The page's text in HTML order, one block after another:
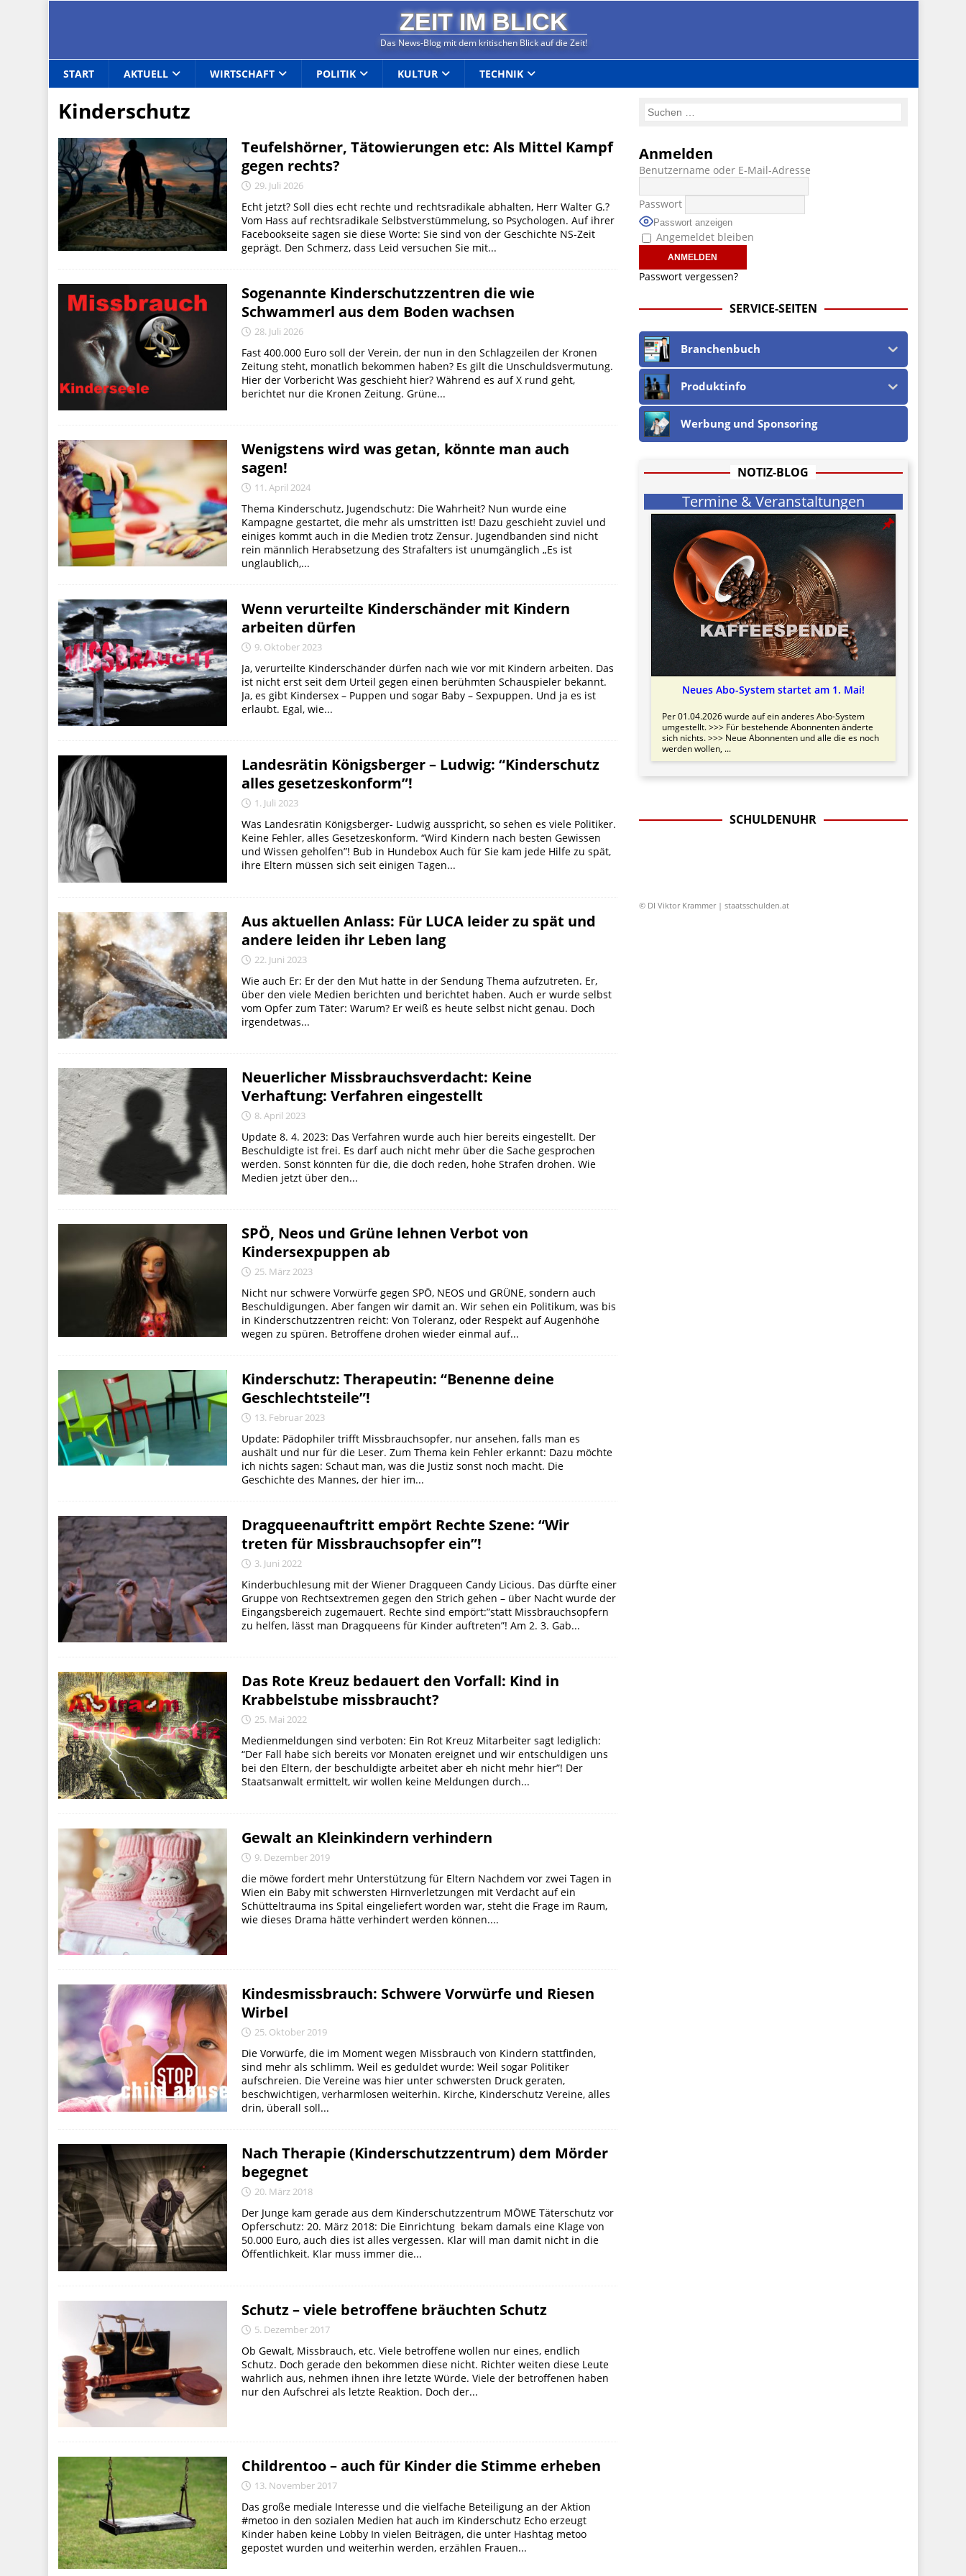
ZEIT IM BLICK
Das News-Blog mit dem kritischen Blick auf die Zeit!
START AKTUELL WIRTSCHAFT POLITIK KULTUR TECHNIK
Kinderschutz
Teufelshörner, Tätowierungen etc: Als Mittel Kampf
gegen rechts?
29. Juli 2026
Echt jetzt? Soll dies echt rechte und rechtsradikale abhalten, Herr Walter G.?
Vom Hass auf rechtsradikale Selbstverstümmelung, so Psychologen. Auf ihrer
Facebookseite sagen sie diese Worte: Sie sind von der Geschichte NS-Zeit
geprägt. Den Schmerz, dass Leid versuchen Sie mit...
Sogenannte Kinderschutzzentren die wie
Schwammerl aus dem Boden wachsen
28. Juli 2026
Fast 400.000 Euro soll der Verein, der nun in den Schlagzeilen der Kronen
Zeitung steht, monatlich bekommen haben? Es gilt die Unschuldsvermutung.
Hier der Vorbericht Was geschieht hier? Während es auf X rund geht,
berichtet nur die Kronen Zeitung. Grüne...
Wenigstens wird was getan, könnte man auch
sagen!
11. April 2024
Thema Kinderschutz, Jugendschutz: Die Wahrheit? Nun wurde eine
Kampagne gestartet, die mehr als umstritten ist! Dazu geschieht zuviel und
einiges kommt auch in die Medien trotz Zensur. Jugendbanden sind nicht
rein männlich Herabsetzung des Strafalters ist unumgänglich „Es ist
unglaublich,...
Wenn verurteilte Kinderschänder mit Kindern
arbeiten dürfen
9. Oktober 2023
Ja, verurteilte Kinderschänder dürfen nach wie vor mit Kindern arbeiten. Das
ist nicht erst seit dem Urteil gegen einen berühmten Schauspieler bekannt.
Ja, es gibt Kindersex – Puppen und sogar Baby – Sexpuppen. Und ja es ist
erlaubt. Egal, wie...
Landesrätin Königsberger – Ludwig: “Kinderschutz
alles gesetzeskonform”!
1. Juli 2023
Was Landesrätin Königsberger- Ludwig ausspricht, so sehen es viele Politiker.
Keine Fehler, alles Gesetzeskonform. “Wird Kindern nach besten Gewissen
und Wissen geholfen”! Bub in Hundebox Auch für Sie kam jede Hilfe zu spät,
ihre Eltern müssen sich seit einigen Tagen...
Aus aktuellen Anlass: Für LUCA leider zu spät und
andere leiden ihr Leben lang
22. Juni 2023
Wie auch Er: Er der den Mut hatte in der Sendung Thema aufzutreten. Er,
über den viele Medien berichten und berichtet haben. Auch er wurde selbst
vom Opfer zum Täter: Warum? Er weiß es heute selbst nicht genau. Doch
irgendetwas...
Neuerlicher Missbrauchsverdacht: Keine
Verhaftung: Verfahren eingestellt
8. April 2023
Update 8. 4. 2023: Das Verfahren wurde auch hier bereits eingestellt. Der
Beschuldigte ist frei. Es darf auch nicht mehr über die Sache gesprochen
werden. Sonst könnten für die, die doch reden, hohe Strafen drohen. Wie
Medien jetzt über den...
SPÖ, Neos und Grüne lehnen Verbot von
Kindersexpuppen ab
25. März 2023
Nicht nur schwere Vorwürfe gegen SPÖ, NEOS und GRÜNE, sondern auch
Beschuldigungen. Aber fangen wir damit an. Wir sehen ein Politikum, was bis
in Kinderschutzzentren reicht: Von Toleranz, oder Respekt auf Augenhöhe
wegen zu spüren. Betroffene drohen wieder einmal auf...
Kinderschutz: Therapeutin: “Benenne deine
Geschlechtsteile”!
13. Februar 2023
Update: Pädophiler trifft Missbrauchsopfer, nur ansehen, falls man es
aushält und nur für die Leser. Zum Thema kein Fehler erkannt: Dazu möchte
ich nichts sagen: Schaut man, was die Justiz sonst noch macht. Die
Geschichte des Mannes, der hier im...
Dragqueenauftritt empört Rechte Szene: “Wir
treten für Missbrauchsopfer ein”!
3. Juni 2022
Kinderbuchlesung mit der Wiener Dragqueen Candy Licious. Das dürfte einer
Gruppe von Rechtsextremen gegen den Strich gehen – über Nacht wurde der
Eingangsbereich zugemauert. Rechte sind empört:”statt Missbrauchsopfern
zu helfen, lässt man Dragqueens für Kinder auftreten”! Am 2. 3. Gab...
Das Rote Kreuz bedauert den Vorfall: Kind in
Krabbelstube missbraucht?
25. Mai 2022
Medienmeldungen sind verboten: Ein Rot Kreuz Mitarbeiter sagt lediglich:
“Der Fall habe sich bereits vor Monaten ereignet und wir entschuldigen uns
bei den Eltern, der beschuldigte arbeitet aber eh nicht mehr hier”! Der
Staatsanwalt ermittelt, wir wollen keine Meldungen durch...
Gewalt an Kleinkindern verhindern
9. Dezember 2019
die möwe fordert mehr Unterstützung für Eltern Nachdem vor zwei Tagen in
Wien ein Baby mit schwersten Hirnverletzungen mit Verdacht auf ein
Schütteltrauma ins Spital eingeliefert worden war, steht die Frage im Raum,
wie dieses Drama hätte verhindert werden können....
Kindesmissbrauch: Schwere Vorwürfe und Riesen
Wirbel
25. Oktober 2019
Die Vorwürfe, die im Moment wegen Missbrauch von Kindern stattfinden,
sind mehr als schlimm. Weil es geduldet wurde: Weil sogar Politiker
aufschreien. Die Vereine was hier unter schwersten Druck geraten,
beschwichtigen, verharmlosen weiterhin. Kirche, Kinderschutz Vereine, alles
drin, überall soll...
Nach Therapie (Kinderschutzzentrum) dem Mörder
begegnet
20. März 2018
Der Junge kam gerade aus dem Kinderschutzzentrum MÖWE Täterschutz vor
Opferschutz: 20. März 2018: Die Einrichtung bekam damals eine Klage von
50.000 Euro, auch dies ist alles vergessen. Klar will man damit nicht in die
Öffentlichkeit. Klar muss immer die...
Schutz – viele betroffene bräuchten Schutz
5. Dezember 2017
Ob Gewalt, Missbrauch, etc. Viele betroffene wollen nur eines, endlich
Schutz. Doch gerade den bekommen diese nicht. Richter weiten diese Leute
wahrlich aus, nehmen ihnen ihre letzte Würde. Viele der betroffenen haben
nur den Aufschrei als letzte Reaktion. Doch der...
Childrentoo – auch für Kinder die Stimme erheben
13. November 2017
Das große mediale Interesse und die vielfache Beteiligung an der Aktion
#metoo in den sozialen Medien hat auch im Kinderschutz Echo erzeugt
Kinder haben keine Lobby In vielen Beiträgen, die unter Hashtag metoo
gepostet wurden und weiterhin werden, erzählen Frauen...
Anmelden
Benutzername oder E-Mail-Adresse
Passwort
Passwort anzeigen
Angemeldet bleiben
Passwort vergessen?
SERVICE-SEITEN
Branchenbuch
Produktinfo
Werbung und Sponsoring
NOTIZ-BLOG
Termine & Veranstaltungen
Neues Abo-System startet am 1. Mai!
Per 01.04.2026 wurde auf ein anderes Abo-System
umgestellt. >>> Für bestehende Abonnenten änderte
sich nichts. >>> Neue Abonnenten und alle die es noch
werden wollen, ...
SCHULDENUHR
© DI Viktor Krammer | staatsschulden.at